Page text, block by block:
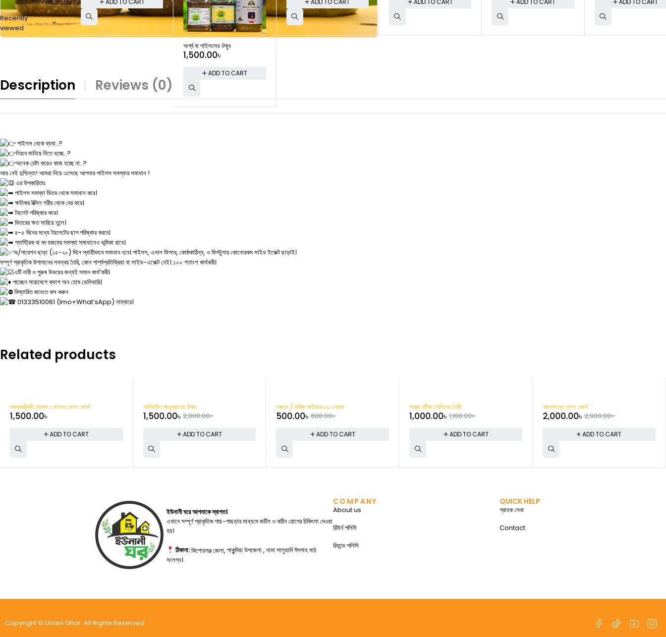
Recently
viewed
ADD TO CART
অর্শ্ব বা পাইলসের ঔষুধ
1,500.00৳
ADD TO CART
ADD TO CART ADD TO CART ADD TO CART ADD TO CART
Description Reviews (0)
পাইলস থেকে ব্যথা..?
নিরবে মানিয়ে নিতে হচ্ছে..?
অনেক চেষ্টা করেও কাজ হচ্ছে না..?
আর নেই দুশ্চিন্তা! আমরা নিয়ে এসেছে আপনার পাইলস সমস্যার সমাধান !
এর উপকারিতাঃ
পাইলস সমস্যা ভিতর থেকে সমাধান করে।
ক্ষতিকর টক্সিন শরীর থেকে বের করে।
টয়লেট পরিষ্কার করে।
ভিতরের ক্ষত সারিয়ে তুলে।
৪-৫ দিনের মধ্যে টয়লেটের ছাপ পরিষ্কার করবে।
গ্যাস্ট্রিক বা বদ হজমের সমস্যা সমাধানেও ভূমিকা রাখে।
অ/পারেশন ছাড়া (১৫-২০) দিনে স্থায়ীভাবে সমাধান হবে। পাইলস, এনাল ফিসার, কোষ্ঠকাঠিন্য, ও ফিস্টুলার কোনোরকম সাইড ইফেক্ট ছাড়াই।
সম্পূর্ণ প্রাকৃতিক উপাদানের সমন্বয় তৈরি, কোন পার্শ্বপ্রতিক্রিয়া বা সাইড-এফেক্ট নেই। ১০০ শতাংশ কার্যকরী।
এটি নারী ও পুরুষ উভয়ের জন্যই সমান কার্য’করী।
পাচ্ছেন সারাদেশে ক্যাশ অন হোম ডেলিভারি।
বিস্তারিত জানতে কল করুন
01333510061 (Imo+What’sApp) নাম্বারে।
Related products
শুক্রসঞ্জীবনী মোদক ১ মাসের ফোল কোর্স
1,500.00৳
ADD TO CART
-25%
অনিয়মিত ঋতুস্রাবের ঔষধ
2,000.00৳
1,500.00৳
ADD TO CART
-26%
সজনে / মরিঙ্গা পাউডার ৩০০গ্রাম
680.00৳
500.00৳
ADD TO CART
-9%
সাস্থ্য বটিকা মেশিনের তৈরী
1,100.00৳
1,000.00৳
ADD TO CART
-31%
আলসারের ফোল কোর্স
2,900.00৳
2,000.00৳
ADD TO CART
ইউনানী ঘরে আপনাকে স্বাগত।
এখানে সম্পূর্ণ প্রাকৃতিক গাছ-গাছড়ার মাধ্যমে জটিল ও কঠিন রোগের চিকিৎসা দেওয়া
হয়।
ঠিকানা:কিশোরগঞ্জ জেলা, পাকুন্দিয়া উপজেলা , নামা সালুয়াদি ঈদগাহ মাঠ
সংলগ্ন।
COMPANY
About us
রিটার্ন পলিসি
রিফান্ড পলিসি
QUICK HELP
গ্রাহক সেবা
Contact
Copyright © Unani Ghor. All Rights Reserved